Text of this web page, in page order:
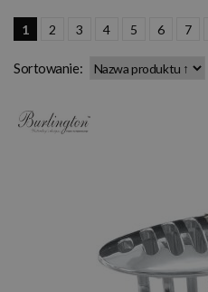
1 2 3 4 5 6 7
Sortowanie: